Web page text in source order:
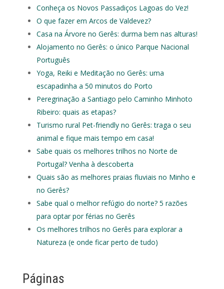
Conheça os Novos Passadiços Lagoas do Vez!
O que fazer em Arcos de Valdevez?
Casa na Árvore no Gerês: durma bem nas alturas!
Alojamento no Gerês: o único Parque Nacional
Português
Yoga, Reiki e Meditação no Gerês: uma
escapadinha a 50 minutos do Porto
Peregrinação a Santiago pelo Caminho Minhoto
Ribeiro: quais as etapas?
Turismo rural Pet-friendly no Gerês: traga o seu
animal e fique mais tempo em casa!
Sabe quais os melhores trilhos no Norte de
Portugal? Venha à descoberta
Quais são as melhores praias fluviais no Minho e
no Gerês?
Sabe qual o melhor refúgio do norte? 5 razões
para optar por férias no Gerês
Os melhores trilhos no Gerês para explorar a
Natureza (e onde ficar perto de tudo)
Páginas